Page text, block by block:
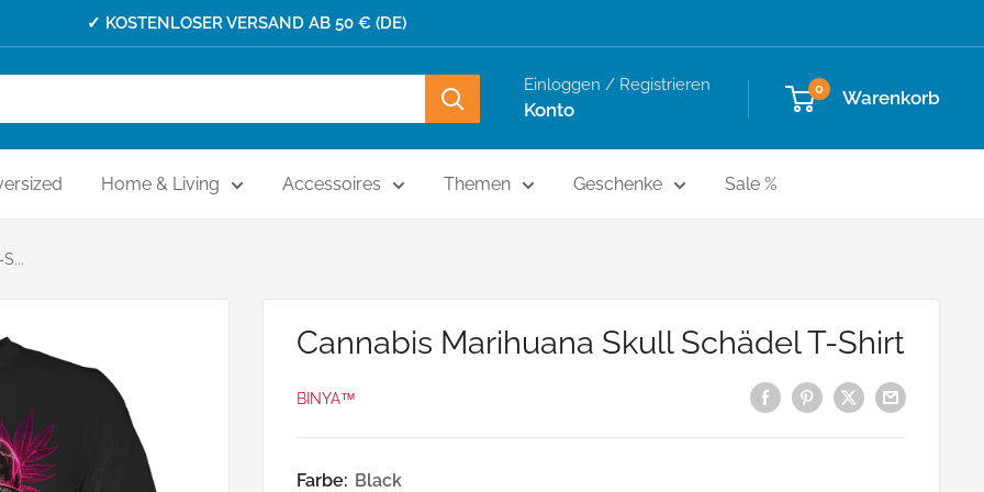
✓ KOSTENLOSER VERSAND AB 50 € (DE)
Einloggen / Registrieren
Konto
0 Warenkorb
Home & Living Accessoires Themen Geschenke Sale %
Cannabis Marihuana Skull Schädel T-Shirt
BINYA™
Farbe: Black